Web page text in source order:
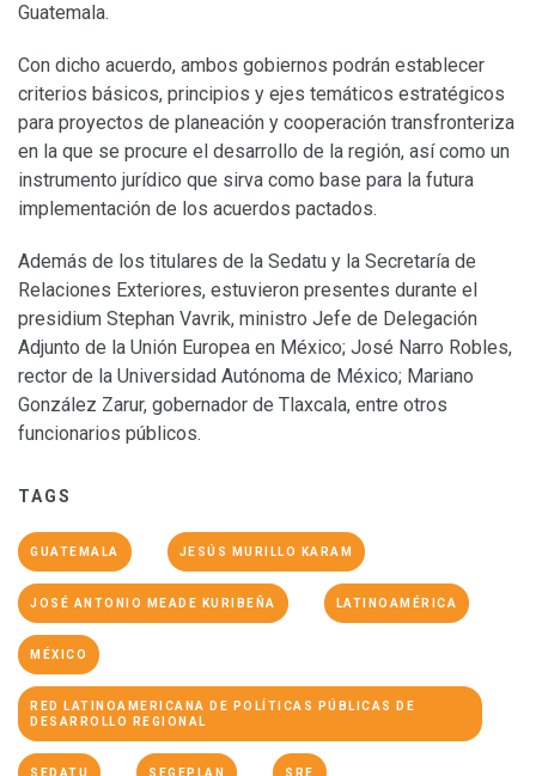
Guatemala.
Con dicho acuerdo, ambos gobiernos podrán establecer
criterios básicos, principios y ejes temáticos estratégicos
para proyectos de planeación y cooperación transfronteriza
en la que se procure el desarrollo de la región, así como un
instrumento jurídico que sirva como base para la futura
implementación de los acuerdos pactados.
Además de los titulares de la Sedatu y la Secretaría de
Relaciones Exteriores, estuvieron presentes durante el
presidium Stephan Vavrik, ministro Jefe de Delegación
Adjunto de la Unión Europea en México; José Narro Robles,
rector de la Universidad Autónoma de México; Mariano
González Zarur, gobernador de Tlaxcala, entre otros
funcionarios públicos.
TAGS
GUATEMALA JESÚS MURILLO KARAM
JOSÉ ANTONIO MEADE KURIBEÑA LATINOAMÉRICA
MÉXICO
RED LATINOAMERICANA DE POLÍTICAS PÚBLICAS DE
DESARROLLO REGIONAL
SEDATU SEGEPLAN SRE